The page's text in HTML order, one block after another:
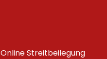
Online Streitbeilegung